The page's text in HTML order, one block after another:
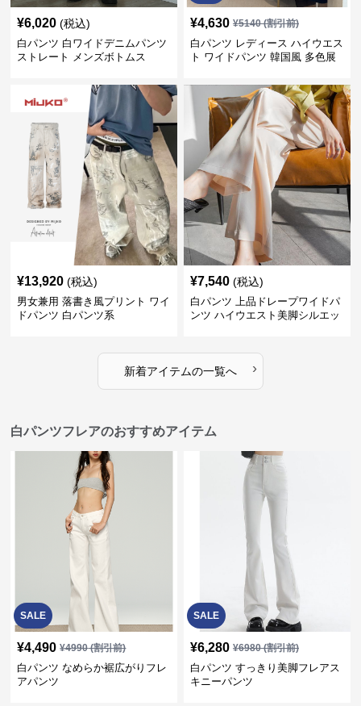
¥6,020 (税込)
白パンツ 白ワイドデニムパンツ
ストレート メンズボトムス
¥4,630 ¥5140(割引前)
白パンツ レディース ハイウエス
ト ワイドパンツ 韓国風 多色展
¥13,920 (税込)
男女兼用 落書き風プリント ワイ
ドパンツ 白パンツ系
¥7,540 (税込)
白パンツ 上品ドレープワイドパ
ンツ ハイウエスト美脚シルエッ
新着アイテムの一覧へ ›
白パンツフレアのおすすめアイテム
SALE
¥4,490 ¥4990(割引前)
白パンツ なめらか裾広がりフレ
アパンツ
SALE
¥6,280 ¥6980(割引前)
白パンツ すっきり美脚フレアス
キニーパンツ